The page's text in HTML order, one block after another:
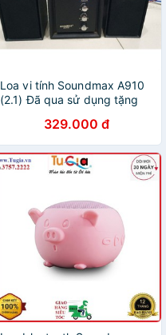
Loa vi tính Soundmax A910
(2.1) Đã qua sử dụng tặng
329.000 đ